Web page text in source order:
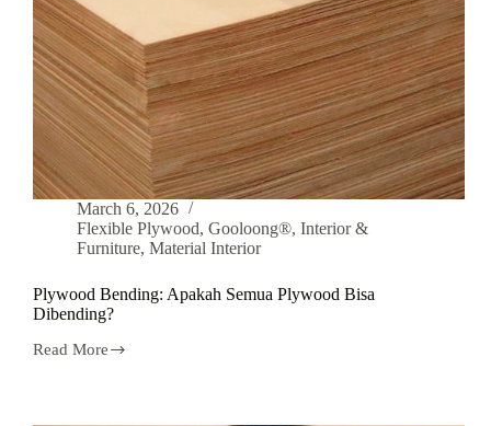
March 6, 2026
Flexible Plywood, Gooloong®, Interior &
Furniture, Material Interior
Plywood Bending: Apakah Semua Plywood Bisa
Dibending?
Read More